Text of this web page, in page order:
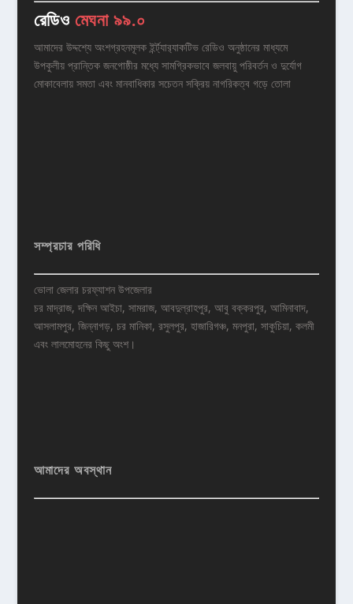
রেডিও মেঘনা ৯৯.০
আমাদের উদ্দশ্যে অংশগ্রহনমূলক ইর্ন্ট্যার‌্যাকটিভ রেডিও অনুষ্ঠানের মাধ্যমে
উপকুলীয় প্রান্তিক জনগোষ্ঠীর মধ্যে সামগ্রিকভাবে জলবায়ু পরিবর্তন ও দুর্যোগ
মোকাবেলায় সমতা এবং মানবাধিকার সচেতন সক্রিয় নাগরিকত্ব গড়ে তোলা
সম্প্রচার পরিধি
ভোলা জেলার চরফ্যাশন উপজেলার
চর মাদ্রাজ, দক্ষিন আইচা, সামরাজ, আবদুল্রাহপুর, আবু বক্করপুর, আমিনাবাদ,
আসলামপুর, জিন্নাগড়, চর মানিকা, রসুলপুর, হাজারিগঞ্চ, মনপুরা, সাকুচিয়া, কলমী
এবং লালমোহনের কিছু অংশ।
আমাদের অবস্থান